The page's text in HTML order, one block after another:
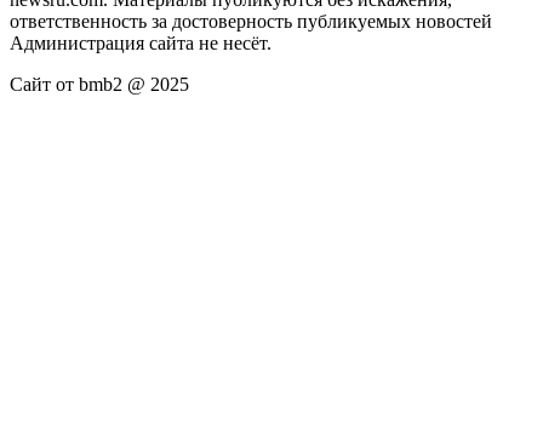
ответственность за достоверность публикуемых новостей
Администрация сайта не несёт.
Сайт от bmb2 @ 2025